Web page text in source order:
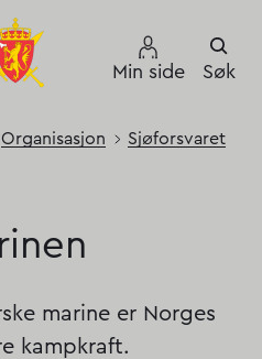
Min side Søk
Organisasjon Sjøforsvaret
marine er Norges
kampkraft.